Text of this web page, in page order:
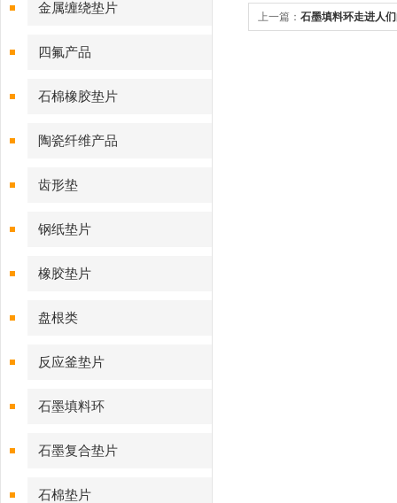
金属缠绕垫片
四氟产品
石棉橡胶垫片
陶瓷纤维产品
齿形垫
钢纸垫片
橡胶垫片
盘根类
反应釜垫片
石墨填料环
石墨复合垫片
石棉垫片
上一篇： 石墨填料环走进人